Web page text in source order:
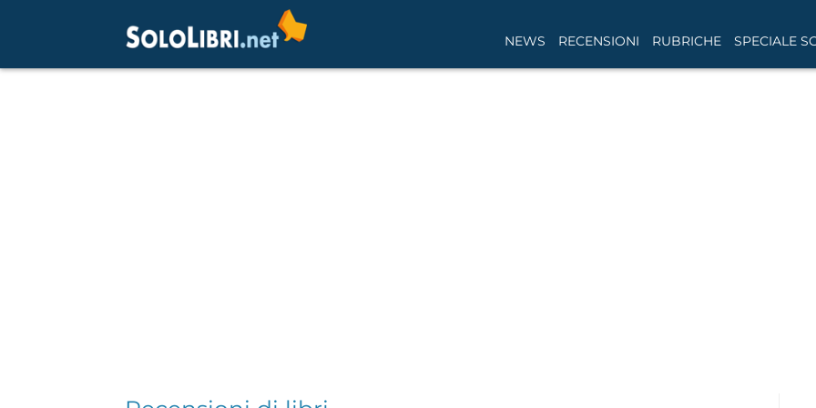
NEWS RECENSIONI RUBRICHE SPECIALE